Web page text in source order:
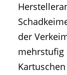
der
mehrstufig